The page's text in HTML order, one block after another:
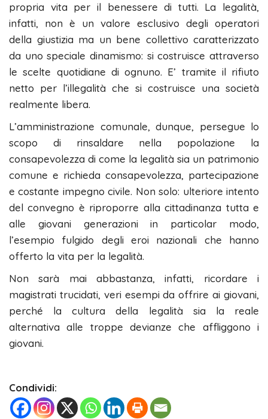
propria vita per il benessere di tutti. La legalità,
infatti, non è un valore esclusivo degli operatori
della giustizia ma un bene collettivo caratterizzato
da uno speciale dinamismo: si costruisce attraverso
le scelte quotidiane di ognuno. E’ tramite il rifiuto
netto per l’illegalità che si costruisce una società
realmente libera.
L’amministrazione comunale, dunque, persegue lo
scopo di rinsaldare nella popolazione la
consapevolezza di come la legalità sia un patrimonio
comune e richieda consapevolezza, partecipazione
e costante impegno civile. Non solo: ulteriore intento
del convegno è riproporre alla cittadinanza tutta e
alle giovani generazioni in particolar modo,
l’esempio fulgido degli eroi nazionali che hanno
offerto la vita per la legalità.
Non sarà mai abbastanza, infatti, ricordare i
magistrati trucidati, veri esempi da offrire ai giovani,
perché la cultura della legalità sia la reale
alternativa alle troppe devianze che affliggono i
giovani.
Condividi: